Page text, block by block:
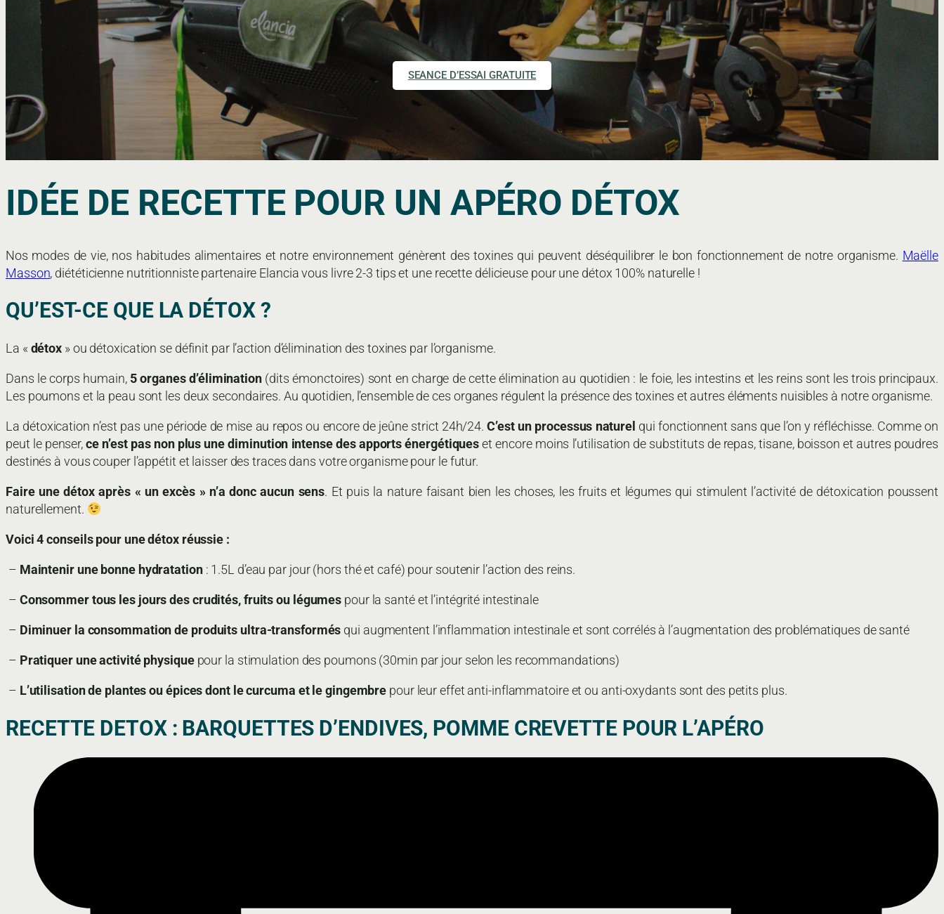
SEANCE D’ESSAI GRATUITE
IDÉE DE RECETTE POUR UN APÉRO DÉTOX
Nos modes de vie, nos habitudes alimentaires et notre environnement génèrent des toxines qui peuvent déséquilibrer le bon fonctionnement de notre organisme. Maëlle
Masson, diététicienne nutritionniste partenaire Elancia vous livre 2-3 tips et une recette délicieuse pour une détox 100% naturelle !
QU’EST-CE QUE LA DÉTOX ?
La « détox » ou détoxication se définit par l’action d’élimination des toxines par l’organisme.
Dans le corps humain, 5 organes d’élimination(dits émonctoires) sont en charge de cette élimination au quotidien : le foie, les intestins et les reins sont les trois principaux.
Les poumons et la peau sont les deux secondaires. Au quotidien, l’ensemble de ces organes régulent la présence des toxines et autres éléments nuisibles à notre organisme.
La détoxication n’est pas une période de mise au repos ou encore de jeûne strict 24h/24.C’est un processus naturel qui fonctionnent sans que l’on y réfléchisse. Comme on
peut le penser,ce n’est pas non plus une diminution intense des apports énergétiqueset encore moins l’utilisation de substituts de repas, tisane, boisson et autres poudres
destinés à vous couper l’appétit et laisser des traces dans votre organisme pour le futur.
Faire une détox après « un excès » n’a donc aucun sens. Et puis la nature faisant bien les choses, les fruits et légumes qui stimulent l’activité de détoxication poussent
naturellement.
Voici 4 conseils pour une détox réussie :
– Maintenir une bonne hydratation: 1.5L d’eau par jour (hors thé et café) pour soutenir l’action des reins.
– Consommer tous les jours des crudités, fruits ou légumes pour la santé et l’intégrité intestinale
– Diminuer la consommation de produits ultra-transformés qui augmentent l’inflammation intestinale et sont corrélés à l’augmentation des problématiques de santé
– Pratiquer une activité physiquepour la stimulation des poumons (30min par jour selon les recommandations)
– L’utilisation de plantes ou épices dont le curcuma et le gingembre pour leur effet anti-inflammatoire et ou anti-oxydants sont des petits plus.
RECETTE DETOX : BARQUETTES D’ENDIVES, POMME CREVETTE POUR L’APÉRO